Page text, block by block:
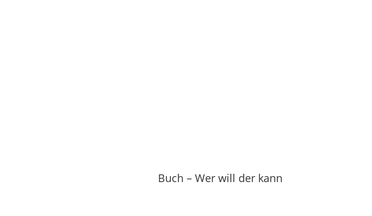
Buch – Wer will der kann